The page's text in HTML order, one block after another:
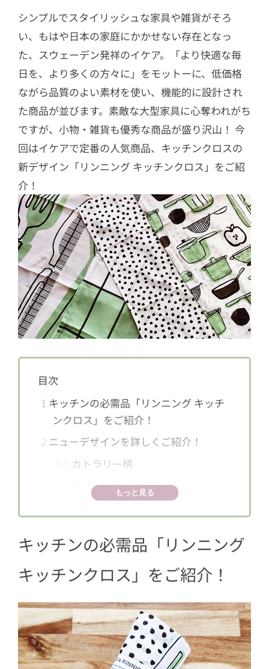
シンプルでスタイリッシュな家具や雑貨がそろ
い、もはや日本の家庭にかかせない存在となっ
た、スウェーデン発祥のイケア。「より快適な毎
日を、より多くの方々に」をモットーに、低価格
ながら品質のよい素材を使い、機能的に設計され
た商品が並びます。素敵な大型家具に心奪われがち
ですが、小物・雑貨も優秀な商品が盛り沢山！ 今
回はイケアで定番の人気商品、キッチンクロスの
新デザイン「リンニング キッチンクロス」をご紹
介！
目次
1 キッチンの必需品「リンニング キッチ
ンクロス」をご紹介！
2 ニューデザインを詳しくご紹介！
カトラリー柄
スクエア柄
3使ってみる
もっと見る
キッチンの必需品「リンニング
キッチンクロス」をご紹介！